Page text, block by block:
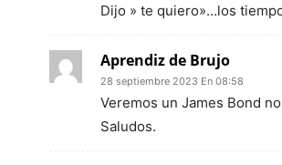
Dijo » te quiero»…los
Aprendiz de Brujo
28 septiembre 2023 En 08:58
Veremos un James Bond
Saludos.